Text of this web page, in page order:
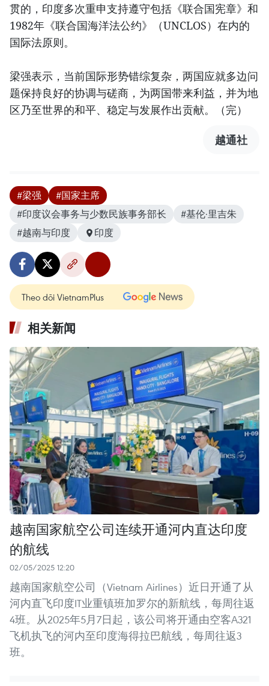
贯的，印度多次重申支持遵守包括《联合国宪章》和
1982年《联合国海洋法公约》（UNCLOS）在内的
国际法原则。
梁强表示，当前国际形势错综复杂，两国应就多边问
题保持良好的协调与磋商，为两国带来利益，并为地
区乃至世界的和平、稳定与发展作出贡献。（完）
越通社
#梁强
#国家主席
#印度议会事务与少数民族事务部长
#基伦·里吉朱
#越南与印度
印度
Theo dõi VietnamPlus
相关新闻
越南国家航空公司连续开通河内直达印度
的航线
02/05/2025 12:20
越南国家航空公司（Vietnam Airlines）近日开通了从
河内直飞印度IT业重镇班加罗尔的新航线，每周往返
4班。从2025年5月7日起，该公司将开通由空客A321
飞机执飞的河内至印度海得拉巴航线，每周往返3
班。